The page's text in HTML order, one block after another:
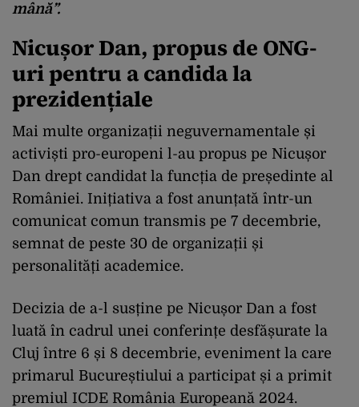
mână”.
Nicușor Dan, propus de ONG-
uri pentru a candida la
prezidențiale
Mai multe organizații neguvernamentale și
activiști pro-europeni l-au propus pe Nicușor
Dan drept candidat la funcția de președinte al
României. Inițiativa a fost anunțată într-un
comunicat comun transmis pe 7 decembrie,
semnat de peste 30 de organizații și
personalități academice.
Decizia de a-l susține pe Nicușor Dan a fost
luată în cadrul unei conferințe desfășurate la
Cluj între 6 și 8 decembrie, eveniment la care
primarul Bucureștiului a participat și a primit
premiul ICDE România Europeană 2024.